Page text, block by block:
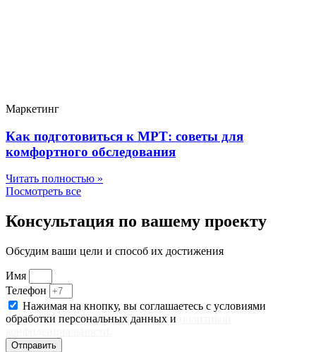
Маркетинг
Как подготовиться к МРТ: советы для
комфортного обследования
Читать полностью »
Посмотреть все
Консультация по вашему проекту
Обсудим ваши цели и способ их достижения
Имя
Телефон
Нажимая на кнопку, вы соглашаетесь с условиями
обработки персональных данных и
Отправить